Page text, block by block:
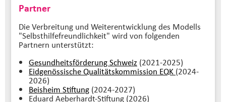
Partner
Die Verbreitung und Weiterentwicklung des Modells
"Selbsthilfefreundlichkeit" wird von folgenden
Partnern unterstützt:
Gesundheitsförderung Schweiz (2021-2025)
Eidgenössische Qualitätskommission EQK (2024-
2026)
Beisheim Stiftung (2024-2027)
Eduard Aeberhardt-Stiftung (2026)